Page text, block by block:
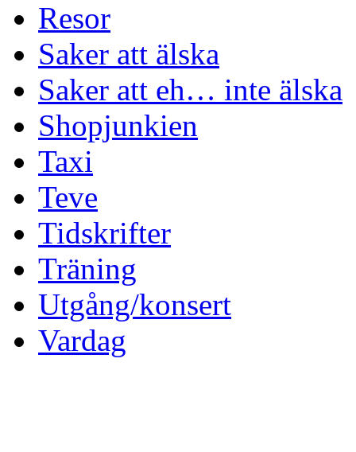
Resor
Saker att älska
Saker att eh… inte älska
Shopjunkien
Taxi
Teve
Tidskrifter
Träning
Utgång/konsert
Vardag